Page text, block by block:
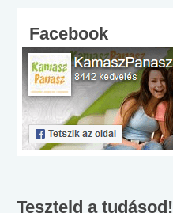
Facebook
Teszteld a tudásod!